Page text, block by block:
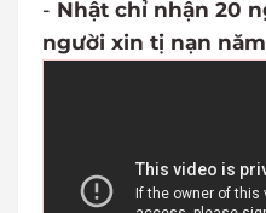
- Nhật chỉ nhận 20
người xin tị nạn năm